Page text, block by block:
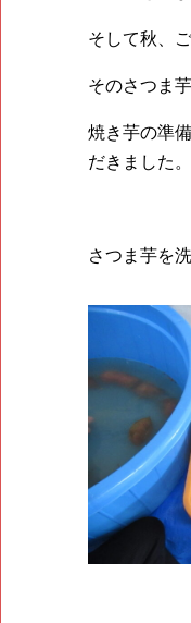
そして秋、
そのさつま
焼き芋の準
だきました。
さつま芋を洗